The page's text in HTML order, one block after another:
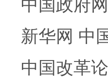
新华网 中
中国改革